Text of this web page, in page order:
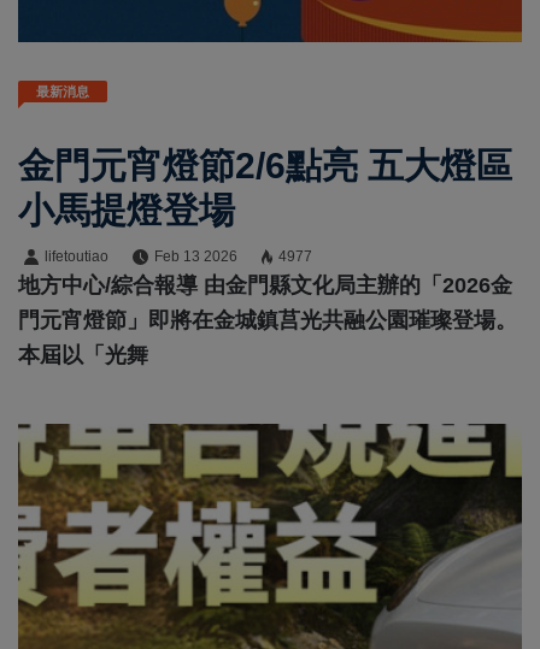
最新消息
金門元宵燈節2/6點亮 五大燈區
小馬提燈登場
lifetoutiao Feb 13 2026 4977
地方中心/綜合報導 由金門縣文化局主辦的「2026金
門元宵燈節」即將在金城鎮莒光共融公園璀璨登場。
本屆以「光舞